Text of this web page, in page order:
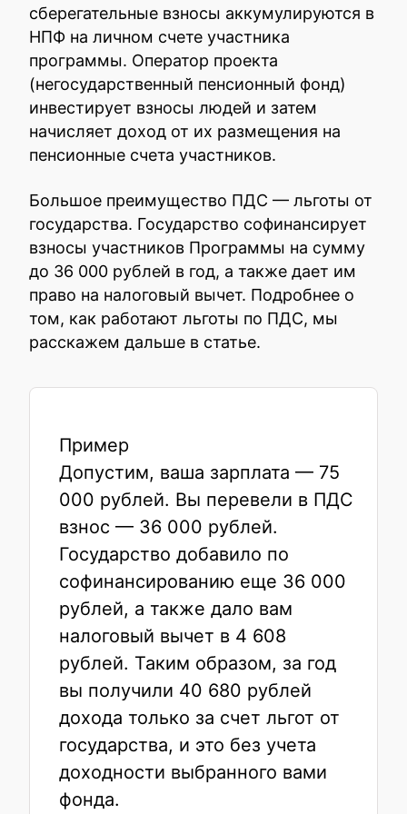
сберегательные взносы аккумулируются в
НПФ на личном счете участника
программы. Оператор проекта
(негосударственный пенсионный фонд)
инвестирует взносы людей и затем
начисляет доход от их размещения на
пенсионные счета участников.
Большое преимущество ПДС — льготы от
государства. Государство софинансирует
взносы участников Программы на сумму
до 36 000 рублей в год, а также дает им
право на налоговый вычет. Подробнее о
том, как работают льготы по ПДС, мы
расскажем дальше в статье.
Пример
Допустим, ваша зарплата — 75
000 рублей. Вы перевели в ПДС
взнос — 36 000 рублей.
Государство добавило по
софинансированию еще 36 000
рублей, а также дало вам
налоговый вычет в 4 608
рублей. Таким образом, за год
вы получили 40 680 рублей
дохода только за счет льгот от
государства, и это без учета
доходности выбранного вами
фонда.